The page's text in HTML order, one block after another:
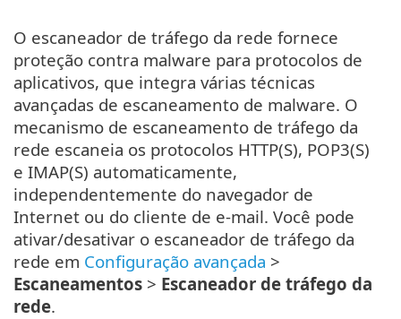
O escaneador de tráfego da rede fornece
proteção contra malware para protocolos de
aplicativos, que integra várias técnicas
avançadas de escaneamento de malware. O
mecanismo de escaneamento de tráfego da
rede escaneia os protocolos HTTP(S), POP3(S)
e IMAP(S) automaticamente,
independentemente do navegador de
Internet ou do cliente de e-mail. Você pode
ativar/desativar o escaneador de tráfego da
rede em Configuração avançada >
Escaneamentos > Escaneador de tráfego da
rede.